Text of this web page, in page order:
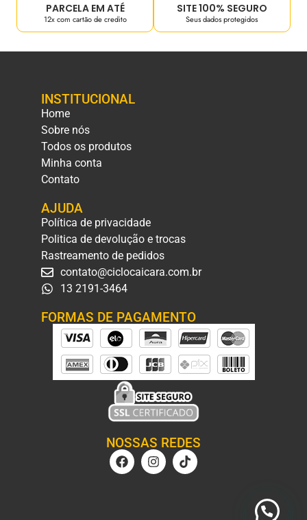
PARCELA EM ATÉ
12x com cartão de credito
SITE 100% SEGURO
Seus dados protegidos
INSTITUCIONAL
Home
Sobre nós
Todos os produtos
Minha conta
Contato
AJUDA
Política de privacidade
Politica de devolução e trocas
Rastreamento de pedidos
contato@ciclocaicara.com.br
13 2191-3464
FORMAS DE PAGAMENTO
NOSSAS REDES